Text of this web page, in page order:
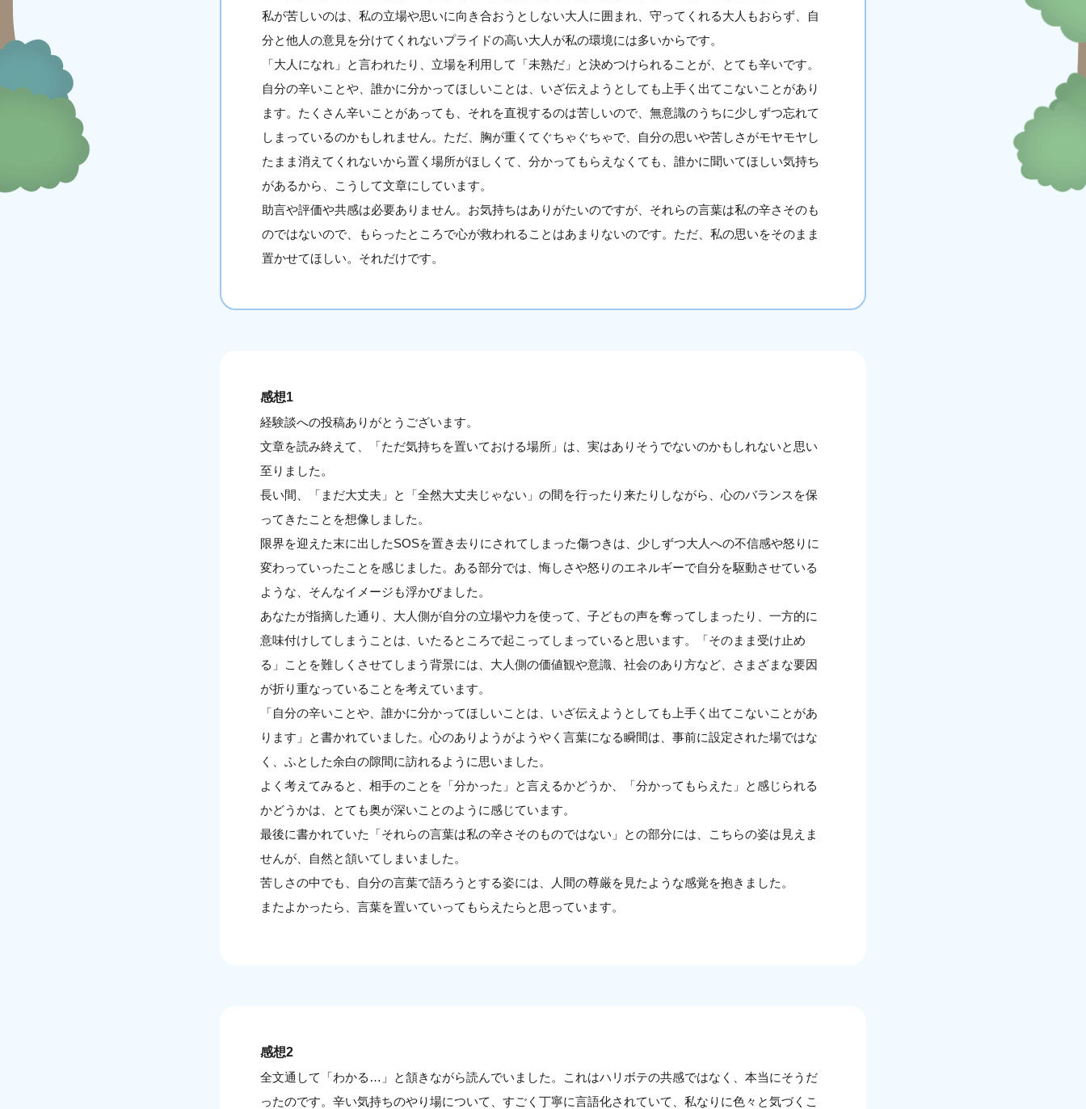
私が苦しいのは、私の立場や思いに向き合おうとしない大人に囲まれ、守ってくれる大人もおらず、自
分と他人の意見を分けてくれないプライドの高い大人が私の環境には多いからです。
「大人になれ」と言われたり、立場を利用して「未熟だ」と決めつけられることが、とても辛いです。
自分の辛いことや、誰かに分かってほしいことは、いざ伝えようとしても上手く出てこないことがあり
ます。たくさん辛いことがあっても、それを直視するのは苦しいので、無意識のうちに少しずつ忘れて
しまっているのかもしれません。ただ、胸が重くてぐちゃぐちゃで、自分の思いや苦しさがモヤモヤし
たまま消えてくれないから置く場所がほしくて、分かってもらえなくても、誰かに聞いてほしい気持ち
があるから、こうして文章にしています。
助言や評価や共感は必要ありません。お気持ちはありがたいのですが、それらの言葉は私の辛さそのも
のではないので、もらったところで心が救われることはあまりないのです。ただ、私の思いをそのまま
置かせてほしい。それだけです。
感想1
経験談への投稿ありがとうございます。
文章を読み終えて、「ただ気持ちを置いておける場所」は、実はありそうでないのかもしれないと思い
至りました。
長い間、「まだ大丈夫」と「全然大丈夫じゃない」の間を行ったり来たりしながら、心のバランスを保
ってきたことを想像しました。
限界を迎えた末に出したSOSを置き去りにされてしまった傷つきは、少しずつ大人への不信感や怒りに
変わっていったことを感じました。ある部分では、悔しさや怒りのエネルギーで自分を駆動させている
ような、そんなイメージも浮かびました。
あなたが指摘した通り、大人側が自分の立場や力を使って、子どもの声を奪ってしまったり、一方的に
意味付けしてしまうことは、いたるところで起こってしまっていると思います。「そのまま受け止め
る」ことを難しくさせてしまう背景には、大人側の価値観や意識、社会のあり方など、さまざまな要因
が折り重なっていることを考えています。
「自分の辛いことや、誰かに分かってほしいことは、いざ伝えようとしても上手く出てこないことがあ
ります」と書かれていました。心のありようがようやく言葉になる瞬間は、事前に設定された場ではな
く、ふとした余白の隙間に訪れるように思いました。
よく考えてみると、相手のことを「分かった」と言えるかどうか、「分かってもらえた」と感じられる
かどうかは、とても奥が深いことのように感じています。
最後に書かれていた「それらの言葉は私の辛さそのものではない」との部分には、こちらの姿は見えま
せんが、自然と頷いてしまいました。
苦しさの中でも、自分の言葉で語ろうとする姿には、人間の尊厳を見たような感覚を抱きました。
またよかったら、言葉を置いていってもらえたらと思っています。
感想2
全文通して「わかる…」と頷きながら読んでいました。これはハリボテの共感ではなく、本当にそうだ
ったのです。辛い気持ちのやり場について、すごく丁寧に言語化されていて、私なりに色々と気づくこ